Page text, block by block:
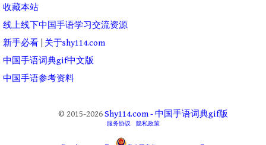
收藏本站
线上线下中国手语学习交流资源
新手必看
关于shy114.com
中国手语词典gif中文版
中国手语参考资料
© 2015-2026Shy114.com - 中国手语词典gif版
服务协议 隐私政策